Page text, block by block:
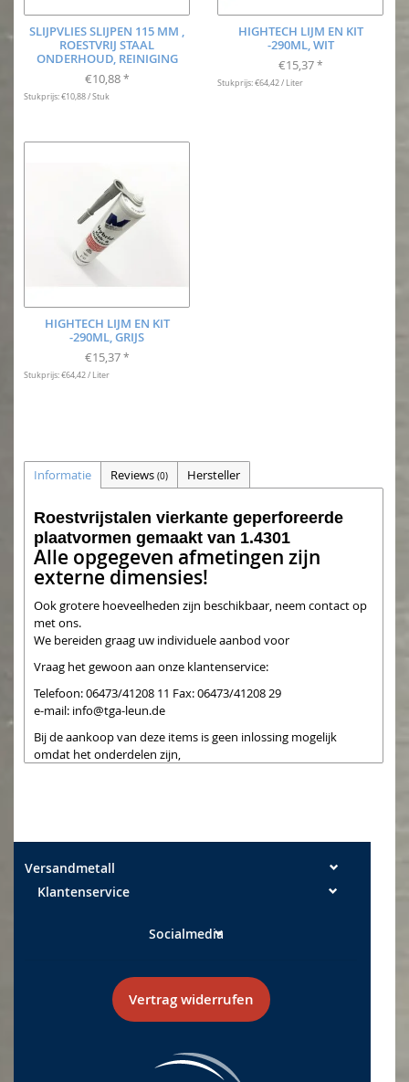
SLIJPVLIES SLIJPEN 115 MM ,
ROESTVRIJ STAAL
ONDERHOUD, REINIGING
€10,88 *
Stukprijs: €10,88 / Stuk
HIGHTECH LIJM EN KIT
-290ML, WIT
€15,37 *
Stukprijs: €64,42 / Liter
HIGHTECH LIJM EN KIT
-290ML, GRIJS
€15,37 *
Stukprijs: €64,42 / Liter
Informatie Reviews (0) Hersteller
Roestvrijstalen vierkante geperforeerde
plaatvormen gemaakt van 1.4301
Alle opgegeven afmetingen zijn
externe dimensies!
Ook grotere hoeveelheden zijn beschikbaar, neem contact op
met ons.
We bereiden graag uw individuele aanbod voor
Vraag het gewoon aan onze klantenservice:
Telefoon: 06473/41208 11 Fax: 06473/41208 29
e-mail: info@tga-leun.de
Bij de aankoop van deze items is geen inlossing mogelijk
omdat het onderdelen zijn,
platen kunnen worden gereinigd met vetoplossende
Maattoleranties: Breedte +/- 0,5 mm Lengtes +/- 2 mm
Versandmetall
Klantenservice
Socialmedia
Vertrag widerrufen